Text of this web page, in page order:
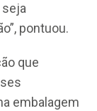
pontuou.
que
embalagem